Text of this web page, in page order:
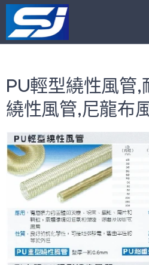
PU輕型繞性風管,
繞性風管,尼龍布